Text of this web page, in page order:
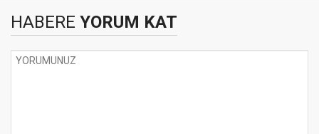
HABERE YORUM KAT